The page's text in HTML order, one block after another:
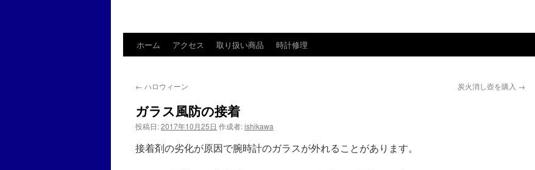
ホーム アクセス 取り扱い商品 時計修理
← ハロウィーン 炭火消し壺を購入 →
ガラス風防の接着
投稿日:2017年10月25日 作成者:ishikawa
接着剤の劣化が原因で腕時計のガラスが外れることがあります。